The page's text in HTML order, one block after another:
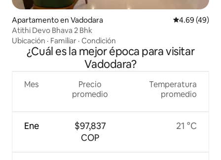
Apartamento en Vadodara Calificación
4.69 (49)
Atithi Devo Bhava 2 Bhk
Ubicación · Familiar · Condición
¿Cuál es la mejor época para visitar
Vadodara?
Mes
Ene
Precio
promedio
$97,837
COP
Temperatura
promedio
21 °C